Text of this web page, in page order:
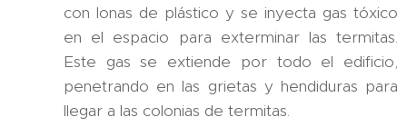
con lonas de plástico y se inyecta gas tóxico
en el espacio para exterminar las termitas.
Este gas se extiende por todo el edificio,
penetrando en las grietas y hendiduras para
llegar a las colonias de termitas.